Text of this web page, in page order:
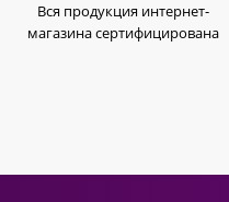
Вся продукция интернет-
магазина сертифицирована